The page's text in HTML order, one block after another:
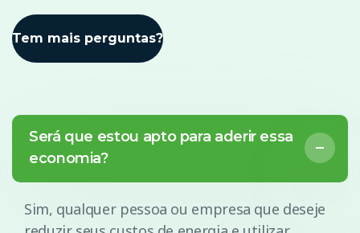
Tem mais perguntas?
Será que estou apto para aderir essa
economia?
Sim, qualquer pessoa ou empresa que deseje